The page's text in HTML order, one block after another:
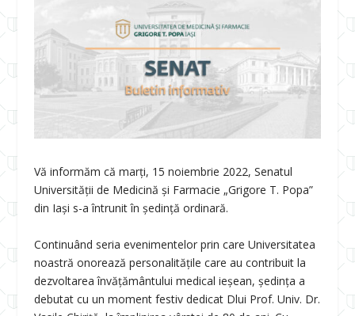
Vă informăm că marți, 15 noiembrie 2022, Senatul
Universității de Medicină și Farmacie „Grigore T. Popa”
din Iași s-a întrunit în ședință ordinară.
Continuând seria evenimentelor prin care Universitatea
noastră onorează personalitățile care au contribuit la
dezvoltarea învățământului medical ieșean, ședința a
debutat cu un moment festiv dedicat Dlui Prof. Univ. Dr.